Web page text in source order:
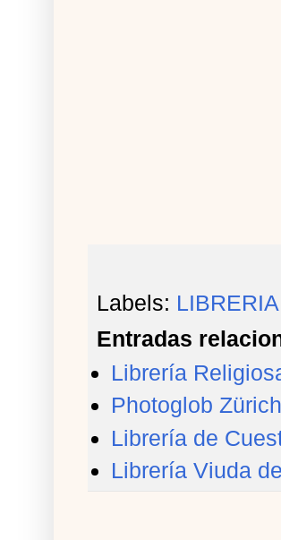
Labels: LIBRERIA
Entradas
Librería
Photoglob
Librería de
Librería Viuda